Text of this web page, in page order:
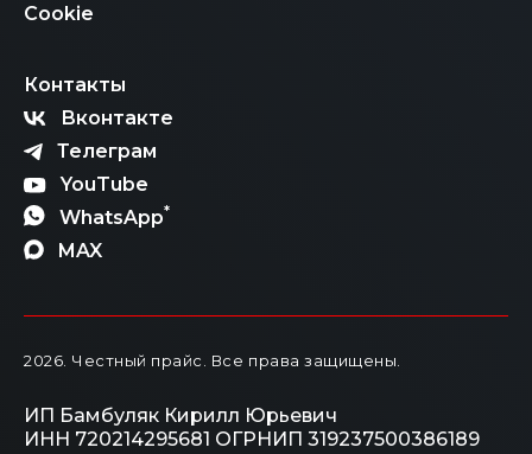
Cookie
Контакты
Вконтакте
Телеграм
YouTube
WhatsApp*
MAX
2026 . Честный прайс. Все права защищены.
ИП Бамбуляк Кирилл Юрьевич
ИНН 720214295681 ОГРНИП 319237500386189